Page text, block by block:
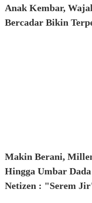
Anak Kembar,
Bercadar Bikin
Makin Berani,
Hingga Umbar
Netizen : "Serem